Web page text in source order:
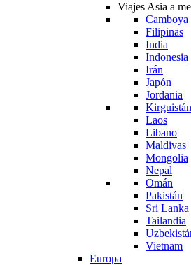
Viajes Asia a
Camboya
Filipinas
India
Indonesia
Irán
Japón
Jordania
Kirguistán
Laos
Libano
Maldivas
Mongolia
Nepal
Omán
Pakistán
Sri Lanka
Tailandia
Vietnam
Europa